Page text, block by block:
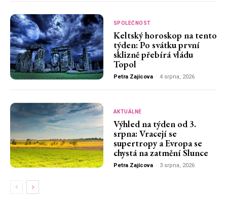
SPOLEČNOST
Keltský horoskop na tento
týden: Po svátku první
sklizně přebírá vládu
Topol
Petra Zajícova - 4 srpna, 2026
AKTUÁLNĚ
Výhled na týden od 3.
srpna: Vracejí se
supertropy a Evropa se
chystá na zatmění Slunce
Petra Zajícova - 3 srpna, 2026